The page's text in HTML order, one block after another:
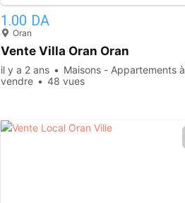
1.00 DA
Oran
Vente Villa Oran Oran
il y a 2 ans
Maisons - Appartements à
vendre
48 vues